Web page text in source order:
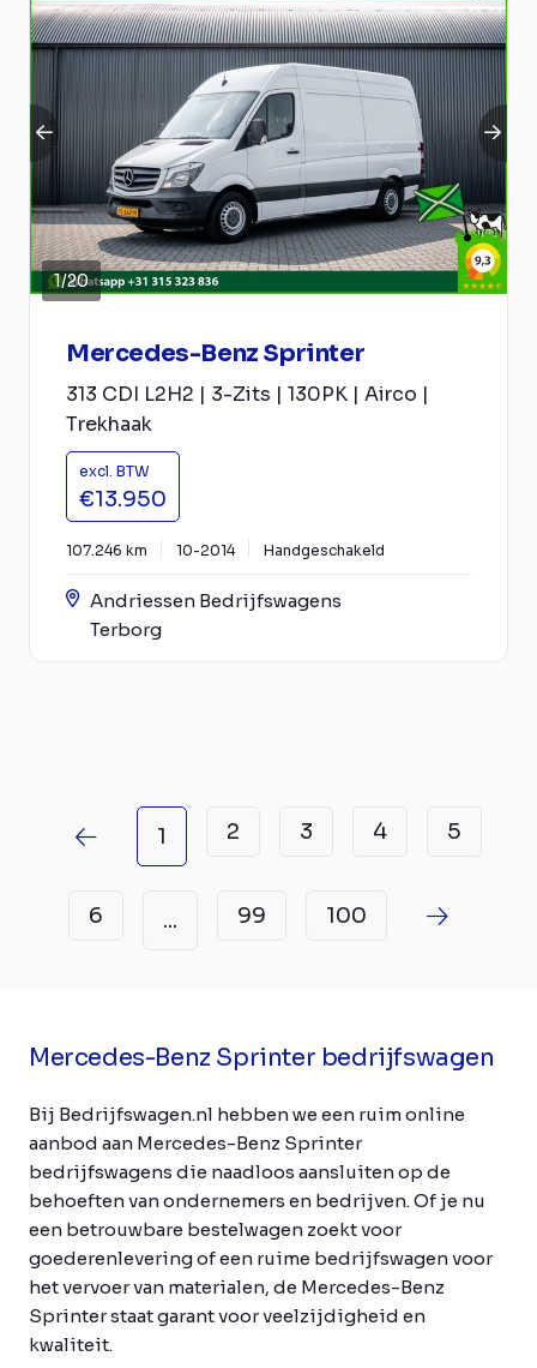
1/20
Mercedes-Benz Sprinter
313 CDI L2H2 | 3-Zits | 130PK | Airco |
Trekhaak
excl. BTW
€13.950
107.246 km 10-2014 Handgeschakeld
Andriessen Bedrijfswagens
Terborg
1 2 3 4 5
6 ... 99 100
Mercedes-Benz Sprinter bedrijfswagen
Bij Bedrijfswagen.nl hebben we een ruim online
aanbod aan Mercedes-Benz Sprinter
bedrijfswagens die naadloos aansluiten op de
behoeften van ondernemers en bedrijven. Of je nu
een betrouwbare bestelwagen zoekt voor
goederenlevering of een ruime bedrijfswagen voor
het vervoer van materialen, de Mercedes-Benz
Sprinter staat garant voor veelzijdigheid en
kwaliteit.